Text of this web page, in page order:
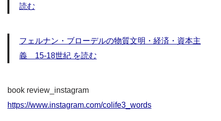
読む
フェルナン・ブローデルの物質文明・経済・資本主
義 15-18世紀 を読む
book review_instagram
https://www.instagram.com/colife3_words